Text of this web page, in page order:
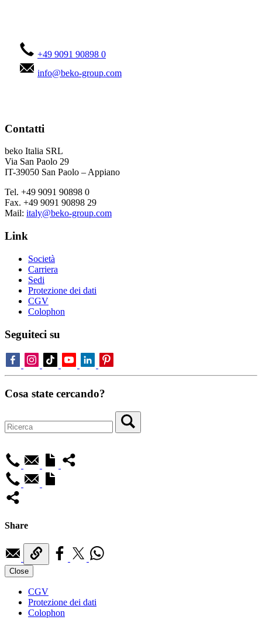
+49 9091 90898 0
info@beko-group.com
Contatti
beko Italia SRL
Via San Paolo 29
IT-39050 San Paolo – Appiano
Tel. +49 9091 90898 0
Fax. +49 9091 90898 29
Mail: italy@beko-group.com
Link
Società
Carriera
Sedi
Protezione dei dati
CGV
Colophon
Seguiteci su
Cosa state cercando?
Share
Close
CGV
Protezione dei dati
Colophon